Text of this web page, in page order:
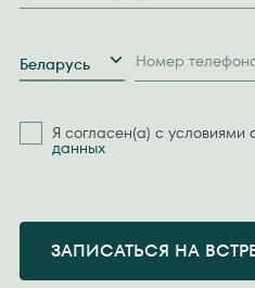
Беларусь Номер
Я согласен(а) с условиями
данных
ЗАПИСАТЬСЯ НА